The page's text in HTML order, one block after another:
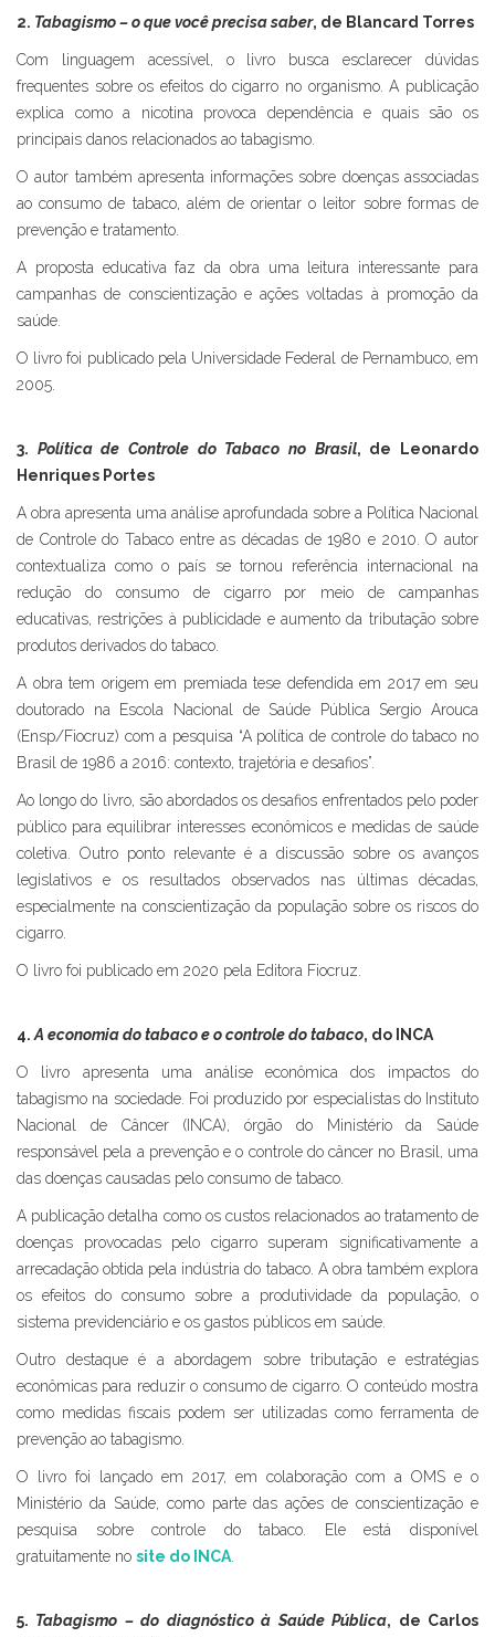
2. Tabagismo – o que você precisa saber, de Blancard Torres
Com linguagem acessível, o livro busca esclarecer dúvidas
frequentes sobre os efeitos do cigarro no organismo. A publicação
explica como a nicotina provoca dependência e quais são os
principais danos relacionados ao tabagismo.
O autor também apresenta informações sobre doenças associadas
ao consumo de tabaco, além de orientar o leitor sobre formas de
prevenção e tratamento.
A proposta educativa faz da obra uma leitura interessante para
campanhas de conscientização e ações voltadas à promoção da
saúde.
O livro foi publicado pela Universidade Federal de Pernambuco, em
2005.
3. Política de Controle do Tabaco no Brasil, de Leonardo
Henriques Portes
A obra apresenta uma análise aprofundada sobre a Política Nacional
de Controle do Tabaco entre as décadas de 1980 e 2010. O autor
contextualiza como o país se tornou referência internacional na
redução do consumo de cigarro por meio de campanhas
educativas, restrições à publicidade e aumento da tributação sobre
produtos derivados do tabaco.
A obra tem origem em premiada tese defendida em 2017 em seu
doutorado na Escola Nacional de Saúde Pública Sergio Arouca
(Ensp/Fiocruz) com a pesquisa “A política de controle do tabaco no
Brasil de 1986 a 2016: contexto, trajetória e desafios”.
Ao longo do livro, são abordados os desafios enfrentados pelo poder
público para equilibrar interesses econômicos e medidas de saúde
coletiva. Outro ponto relevante é a discussão sobre os avanços
legislativos e os resultados observados nas últimas décadas,
especialmente na conscientização da população sobre os riscos do
cigarro.
O livro foi publicado em 2020 pela Editora Fiocruz.
4.A economia do tabaco e o controle do tabaco, do INCA
O livro apresenta uma análise econômica dos impactos do
tabagismo na sociedade. Foi produzido por especialistas do Instituto
Nacional de Câncer (INCA), órgão do Ministério da Saúde
responsável pela a prevenção e o controle do câncer no Brasil, uma
das doenças causadas pelo consumo de tabaco.
A publicação detalha como os custos relacionados ao tratamento de
doenças provocadas pelo cigarro superam significativamente a
arrecadação obtida pela indústria do tabaco. A obra também explora
os efeitos do consumo sobre a produtividade da população, o
sistema previdenciário e os gastos públicos em saúde.
Outro destaque é a abordagem sobre tributação e estratégias
econômicas para reduzir o consumo de cigarro. O conteúdo mostra
como medidas fiscais podem ser utilizadas como ferramenta de
prevenção ao tabagismo.
O livro foi lançado em 2017, em colaboração com a OMS e o
Ministério da Saúde, como parte das ações de conscientização e
pesquisa sobre controle do tabaco. Ele está disponível
gratuitamente no site do INCA.
5. Tabagismo – do diagnóstico à Saúde Pública, de Carlos